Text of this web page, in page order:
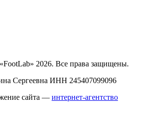
2026. Все права защищены.
Сергеевна ИНН 245407099096
сайта — интернет-агентство